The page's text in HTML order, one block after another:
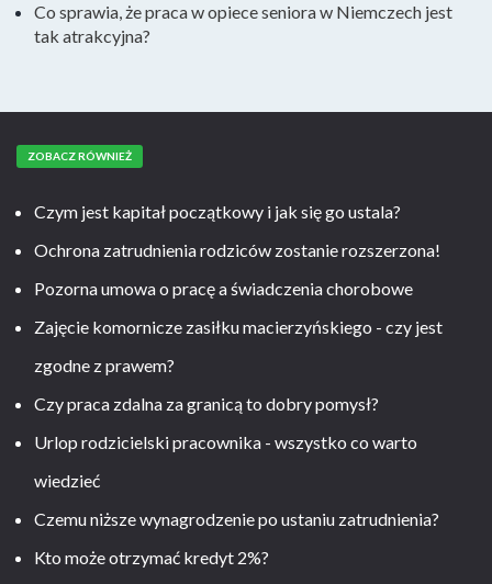
Co sprawia, że praca w opiece seniora w Niemczech jest
tak atrakcyjna?
ZOBACZ RÓWNIEŻ
Czym jest kapitał początkowy i jak się go ustala?
Ochrona zatrudnienia rodziców zostanie rozszerzona!
Pozorna umowa o pracę a świadczenia chorobowe
Zajęcie komornicze zasiłku macierzyńskiego - czy jest
zgodne z prawem?
Czy praca zdalna za granicą to dobry pomysł?
Urlop rodzicielski pracownika - wszystko co warto
wiedzieć
Czemu niższe wynagrodzenie po ustaniu zatrudnienia?
Kto może otrzymać kredyt 2%?